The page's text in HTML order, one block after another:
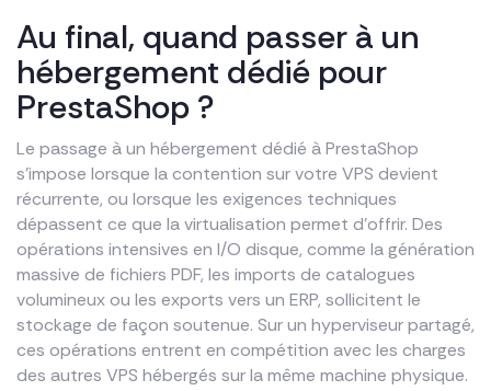
Au final, quand passer à un
hébergement dédié pour
PrestaShop ?
Le passage à un hébergement dédié à PrestaShop
s’impose lorsque la contention sur votre VPS devient
récurrente, ou lorsque les exigences techniques
dépassent ce que la virtualisation permet d’offrir. Des
opérations intensives en I/O disque, comme la génération
massive de fichiers PDF, les imports de catalogues
volumineux ou les exports vers un ERP, sollicitent le
stockage de façon soutenue. Sur un hyperviseur partagé,
ces opérations entrent en compétition avec les charges
des autres VPS hébergés sur la même machine physique.